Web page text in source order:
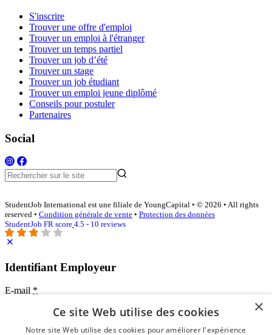
S'inscrire
Trouver une offre d'emploi
Trouver un emploi à l'étranger
Trouver un temps partiel
Trouver un job d’été
Trouver un stage
Trouver un job étudiant
Trouver un emploi jeune diplômé
Conseils pour postuler
Partenaires
Social
StudentJob International est une filiale de YoungCapital • © 2026 • All rights
reserved • Condition générale de vente • Protection des données
StudentJob FR score 4.5 - 10 reviews
Identifiant Employeur
E-mail *
Mot de passe ×
Ce site Web utilise des cookies
Notre site Web utilise des cookies pour améliorer l'expérience